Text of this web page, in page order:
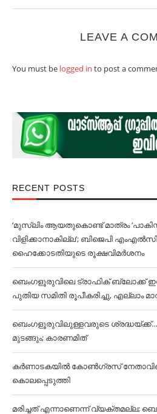
LEAVE A
You must be logged in to post a
RECENT POSTS
‘മുസ്‌ലിം ആയതുകൊണ്ട് മാത്രം
വിളിക്കാനാകില്ല’; ബിജെപി
ഹൈക്കോടതിയുടെ രൂക്ഷവിമര്‍ശനം
ബെംഗളൂരുവിലെ ട്രാഫിക് ബ്ലോക്ക്
പുതിയ സമിതി രൂപീകരിച്ചു, എല്ലാം
ബെംഗളൂരുവിലുള്ളവരുടെ ശ്രദ്ധയ്ക്ക്…
മുടങ്ങും; കാരണമിത്
കര്‍ണാടകയില്‍ കോണ്‍ഗ്രസ് നേതാവിനെ
കൊലപ്പെടുത്തി
മരിച്ചത് എന്നാണെന്ന് വ്യക്തമല്ല;